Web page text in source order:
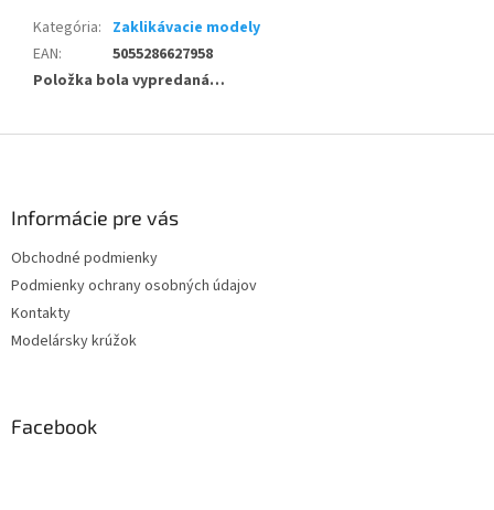
Kategória: Zaklikávacie modely
EAN:
5055286627958
Položka bola vypredaná…
Informácie pre vás
Obchodné podmienky
Podmienky ochrany osobných údajov
Kontakty
Modelársky krúžok
Facebook